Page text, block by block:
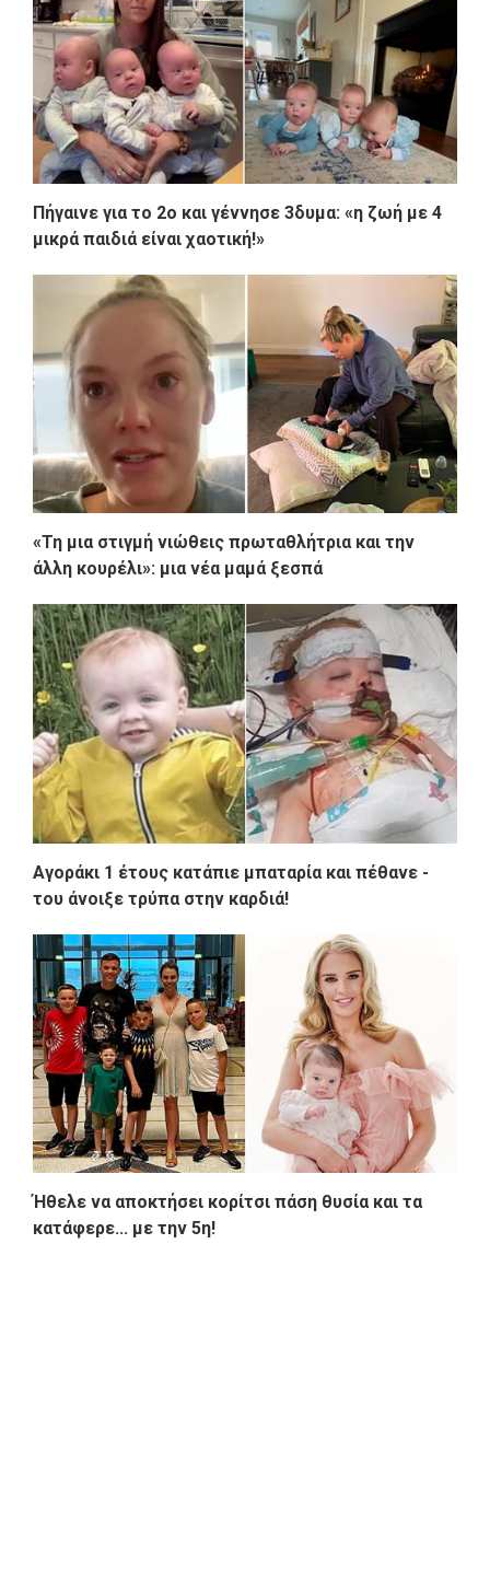
Πήγαινε για το 2ο και γέννησε 3δυμα: «η ζωή με 4
μικρά παιδιά είναι χαοτική!»
«Τη μια στιγμή νιώθεις πρωταθλήτρια και την
άλλη κουρέλι»: μια νέα μαμά ξεσπά
Αγοράκι 1 έτους κατάπιε μπαταρία και πέθανε -
του άνοιξε τρύπα στην καρδιά!
Ήθελε να αποκτήσει κορίτσι πάση θυσία και τα
κατάφερε... με την 5η!